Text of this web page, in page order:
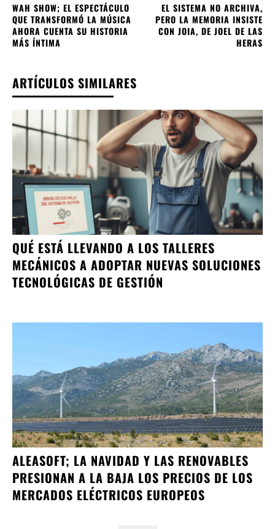
WAH SHOW; EL ESPECTÁCULO
QUE TRANSFORMÓ LA MÚSICA
AHORA CUENTA SU HISTORIA
MÁS ÍNTIMA
EL SISTEMA NO ARCHIVA,
PERO LA MEMORIA INSISTE
CON JOIA, DE JOEL DE LAS
HERAS
ARTÍCULOS SIMILARES
QUÉ ESTÁ LLEVANDO A LOS TALLERES
MECÁNICOS A ADOPTAR NUEVAS SOLUCIONES
TECNOLÓGICAS DE GESTIÓN
ALEASOFT; LA NAVIDAD Y LAS RENOVABLES
PRESIONAN A LA BAJA LOS PRECIOS DE LOS
MERCADOS ELÉCTRICOS EUROPEOS